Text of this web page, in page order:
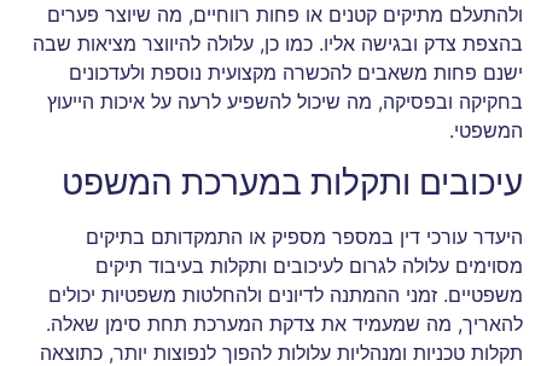
ולהתעלם מתיקים קטנים או פחות רווחיים, מה שיוצר פערים
בהצפת צדק ובגישה אליו. כמו כן, עלולה להיווצר מציאות שבה
ישנם פחות משאבים להכשרה מקצועית נוספת ולעדכונים
בחקיקה ובפסיקה, מה שיכול להשפיע לרעה על איכות הייעוץ
המשפטי.
עיכובים ותקלות במערכת המשפט
היעדר עורכי דין במספר מספיק או התמקדותם בתיקים
מסוימים עלולה לגרום לעיכובים ותקלות בעיבוד תיקים
משפטיים. זמני ההמתנה לדיונים ולהחלטות משפטיות יכולים
להאריך, מה שמעמיד את צדקת המערכת תחת סימן שאלה.
תקלות טכניות ומנהליות עלולות להפוך לנפוצות יותר, כתוצאה